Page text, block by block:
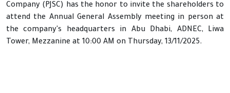
Company (PJSC) has the honor to invite the shareholders to
attend the Annual General Assembly meeting in person at
the company's headquarters in Abu Dhabi, ADNEC, Liwa
Tower, Mezzanine at 10:00 AM on Thursday, 13/11/2025.